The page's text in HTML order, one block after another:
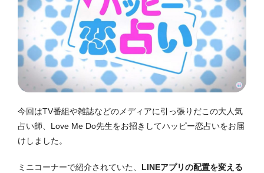
今回はTV番組や雑誌などのメディアに引っ張りだこの大人気
占い師、Love Me Do先生をお招きしてハッピー恋占いをお届
けしました。
ミニコーナーで紹介されていた、 LINEアプリの配置を変える